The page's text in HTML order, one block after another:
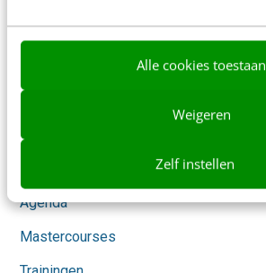
Alle cookies toestaan
Weigeren
Zelf instellen
Marketing
Themanieuwsbrieven
Agenda
Mastercourses